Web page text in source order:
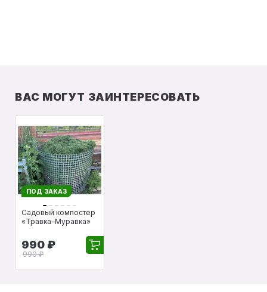
ВАС МОГУТ ЗАИНТЕРЕСОВАТЬ
ПОД ЗАКАЗ
Садовый компостер
«Травка-Муравка»
990 ₽
990 ₽